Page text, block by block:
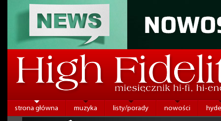
strona główna muzyka listy/porady nowości